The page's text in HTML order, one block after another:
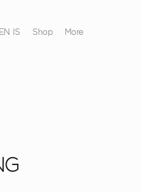
IS Shop More